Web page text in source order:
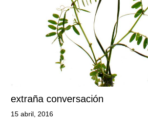
extraña conversación
15 abril, 2016